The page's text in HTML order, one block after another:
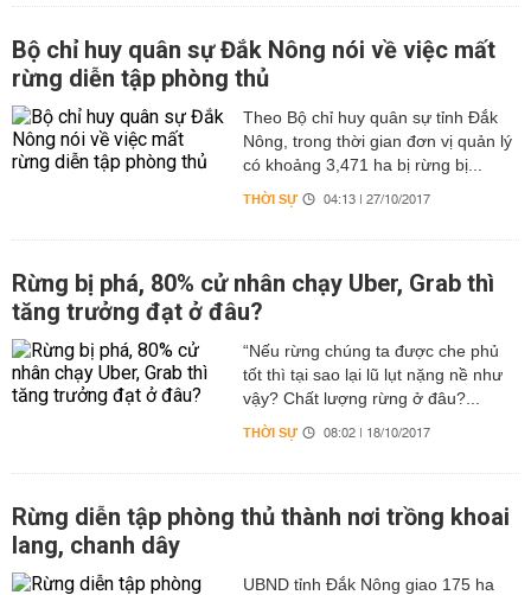
Bộ chỉ huy quân sự Đắk Nông nói về việc mất
rừng diễn tập phòng thủ
Theo Bộ chỉ huy quân sự tỉnh Đắk
Nông, trong thời gian đơn vị quản lý
có khoảng 3,471 ha bị rừng bị...
THỜI SỰ 04:13 | 27/10/2017
Rừng bị phá, 80% cử nhân chạy Uber, Grab thì
tăng trưởng đạt ở đâu?
“Nếu rừng chúng ta được che phủ
tốt thì tại sao lại lũ lụt nặng nề như
vậy? Chất lượng rừng ở đâu?...
THỜI SỰ 08:02 | 18/10/2017
Rừng diễn tập phòng thủ thành nơi trồng khoai
lang, chanh dây
UBND tỉnh Đắk Nông giao 175 ha